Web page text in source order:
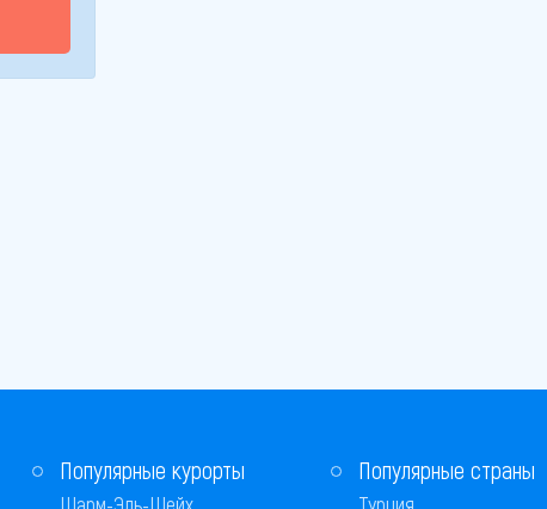
Популярные курорты Популярные страны